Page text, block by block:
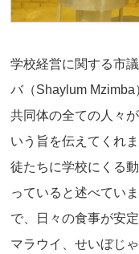
学校経営に関する市
バ（Shaylum
共同体の全ての人々
いう旨を伝えてくれ
徒たちに学校にくる
っていると述べてい
で、日々の食事が安
マラウイ、せいぼじ